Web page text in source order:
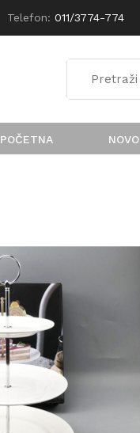
Telefon: 011/3774-774
POČETNA NOVO